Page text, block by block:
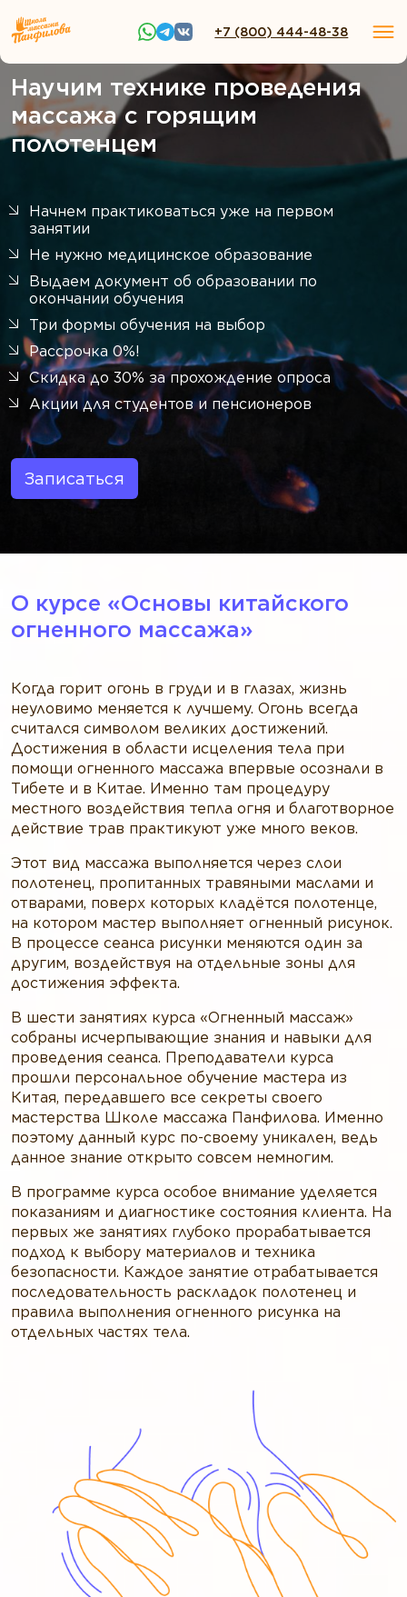
+7 (800) 444-48-38
Научим технике проведения
массажа с горящим
полотенцем
Начнем практиковаться уже на первом
занятии
Не нужно медицинское образование
Выдаем документ об образовании по
окончании обучения
Три формы обучения на выбор
Рассрочка 0%!
Скидка до 30% за прохождение опроса
Акции для студентов и пенсионеров
Записаться
О курсе «‎Основы китайского
огненного массажа»‎
Когда горит огонь в груди и в глазах, жизнь
неуловимо меняется к лучшему. Огонь всегда
считался символом великих достижений.
Достижения в области исцеления тела при
помощи огненного массажа впервые осознали в
Тибете и в Китае. Именно там процедуру
местного воздействия тепла огня и благотворное
действие трав практикуют уже много веков.
Этот вид массажа выполняется через слои
полотенец, пропитанных травяными маслами и
отварами, поверх которых кладётся полотенце,
на котором мастер выполняет огненный рисунок.
В процессе сеанса рисунки меняются один за
другим, воздействуя на отдельные зоны для
достижения эффекта.
В шести занятиях курса «Огненный массаж»
собраны исчерпывающие знания и навыки для
проведения сеанса. Преподаватели курса
прошли персональное обучение мастера из
Китая, передавшего все секреты своего
мастерства Школе массажа Панфилова. Именно
поэтому данный курс по-своему уникален, ведь
данное знание открыто совсем немногим.
В программе курса особое внимание уделяется
показаниям и диагностике состояния клиента. На
первых же занятиях глубоко прорабатывается
подход к выбору материалов и техника
безопасности. Каждое занятие отрабатывается
последовательность раскладок полотенец и
правила выполнения огненного рисунка на
отдельных частях тела.